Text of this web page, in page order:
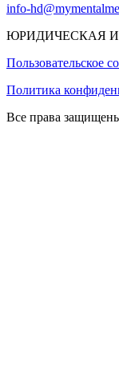
info-
ЮРИДИЧЕСКАЯ
Пользовательское
Политика
Все права